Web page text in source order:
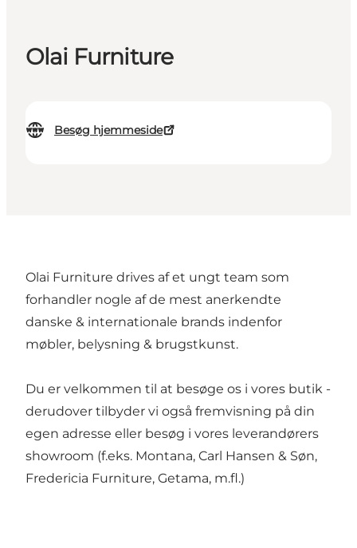
Olai Furniture
Besøg hjemmeside
Olai Furniture drives af et ungt team som
forhandler nogle af de mest anerkendte
danske & internationale brands indenfor
møbler, belysning & brugstkunst.
Du er velkommen til at besøge os i vores butik -
derudover tilbyder vi også fremvisning på din
egen adresse eller besøg i vores leverandørers
showroom (f.eks. Montana, Carl Hansen & Søn,
Fredericia Furniture, Getama, m.fl.)